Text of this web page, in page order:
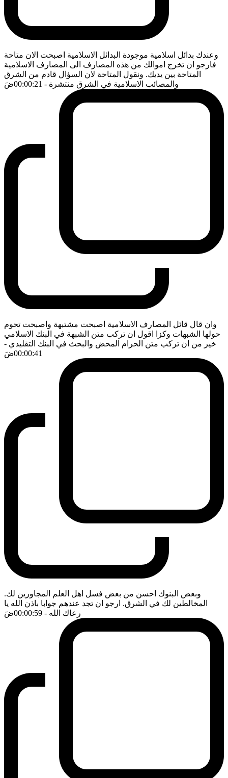
وعندك بدائل اسلامية موجودة البدائل الاسلامية اصبحت الان متاحة
فارجو ان تخرج اموالك من هذه المصارف الى المصارف الاسلامية
المتاحة بين يديك. ونقول المتاحة لان السؤال قادم من الشرق
والمصائب الاسلامية في الشرق منتشرة - 00:00:21 ضَ
وان قال قائل المصارف الاسلامية اصبحت مشتبهة واصبحت تحوم
حولها الشبهات وكزا اقول ان تركب متن الشبهة في البنك الاسلامي
خير من ان تركب متن الحرام المحض والبحث في البنك التقليدي -
00:00:41ضَ
وبعض البنوك احسن من بعض فسل اهل العلم المجاورين لك.
المخالطين لك في الشرق. ارجو ان تجد عندهم جوابا باذن الله يا
رعاك الله - 00:00:59 ضَ